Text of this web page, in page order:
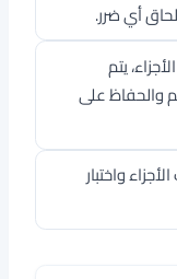
أي ضرر.
يتم
والحفاظ على
واختبار